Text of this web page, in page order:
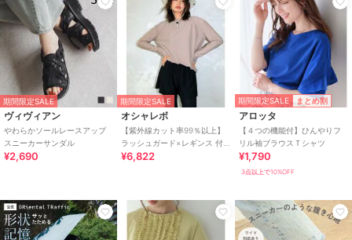
長袖/ショールカラー
ダ
ブルブレスト/ストレート
ジュアル
セレモニー・入学式・
卒業式/ひざ丈（トップス）
原産国
期間限定SALE
ヴィヴィアン
やわらかソールレースアップ
スニーカーサンダル
¥2,690
期間限定SALE
オシャレボ
【紫外線カット率99％以上】
ラッシュガード×レギンス 付
き タンキニ
¥6,822
期間限定SALE まとめ割
アロッタ
【４つの機能付】ひんやりフ
リル袖ブラウスＴシャツ
¥1,790
3点以上で10%OFF